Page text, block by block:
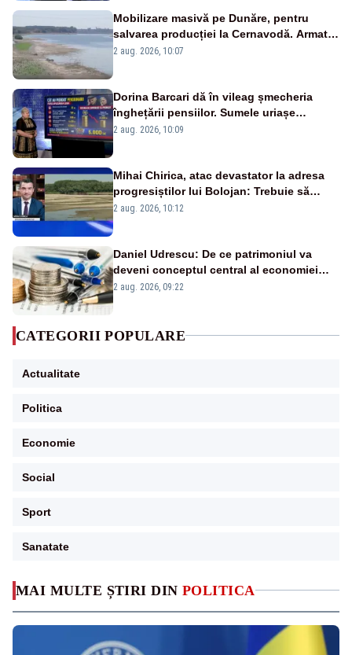
MAI MULTE ȘTIRI DIN POLITICA
Mobilizare masivă pe Dunăre, pentru
salvarea producției la Cernavodă. Armata
va detona o stâncă și va devia apa
2 aug. 2026, 10:07
Dorina Barcari dă în vileag șmecheria
înghețării pensiilor. Sumele uriașe
pierdute de fiecare român
2 aug. 2026, 10:09
Mihai Chirica, atac devastator la adresa
progresiștilor lui Bolojan: Trebuie să
protejăm și natura, dar nu șținem omaneii
2 aug. 2026, 10:12
Daniel Udrescu: De ce patrimoniul va
deveni conceptul central al economiei
viitoare?
2 aug. 2026, 09:22
CATEGORII POPULARE
Actualitate
Politica
Economie
Social
Sport
Sanatate